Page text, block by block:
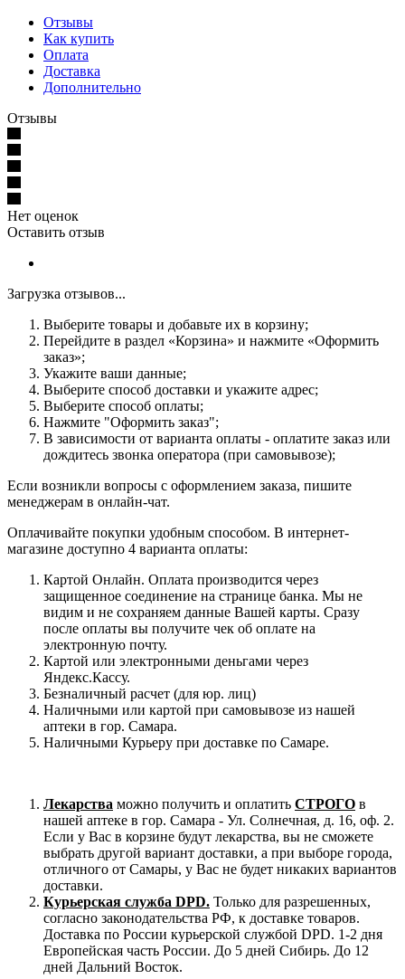
Отзывы
Как купить
Оплата
Доставка
Дополнительно
Отзывы
Нет оценок
Оставить отзыв
Загрузка отзывов...
Выберите товары и добавьте их в корзину;
Перейдите в раздел «Корзина» и нажмите «Оформить
заказ»;
Укажите ваши данные;
Выберите способ доставки и укажите адрес;
Выберите способ оплаты;
Нажмите "Оформить заказ";
В зависимости от варианта оплаты - оплатите заказ или
дождитесь звонка оператора (при самовывозе);
Если возникли вопросы с оформлением заказа, пишите
менеджерам в онлайн-чат.
Оплачивайте покупки удобным способом. В интернет-
магазине доступно 4 варианта оплаты:
Картой Онлайн. Оплата производится через
защищенное соединение на странице банка. Мы не
видим и не сохраняем данные Вашей карты. Сразу
после оплаты вы получите чек об оплате на
электронную почту.
Картой или электронными деньгами через
Яндекс.Кассу.
Безналичный расчет (для юр. лиц)
Наличными или картой при самовывозе из нашей
аптеки в гор. Самара.
Наличными Курьеру при доставке по Самаре.
Лекарства можно получить и оплатить СТРОГО в
нашей аптеке в гор. Самара - Ул. Солнечная, д. 16, оф. 2.
Если у Вас в корзине будут лекарства, вы не сможете
выбрать другой вариант доставки, а при выборе города,
отличного от Самары, у Вас не будет никаких вариантов
доставки.
Курьерская служба DPD. Только для разрешенных,
согласно законодательства РФ, к доставке товаров.
Доставка по России курьерской службой DPD. 1-2 дня
Европейская часть России. До 5 дней Сибирь. До 12
дней Дальний Восток.